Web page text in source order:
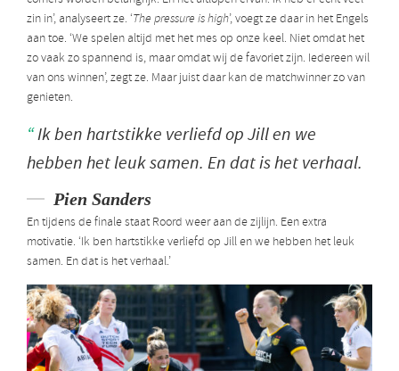
zin in’, analyseert ze. ‘The pressure is high’, voegt ze daar in het Engels
aan toe. ‘We spelen altijd met het mes op onze keel. Niet omdat het
zo vaak zo spannend is, maar omdat wij de favoriet zijn. Iedereen wil
van ons winnen’, zegt ze. Maar juist daar kan de matchwinner zo van
genieten.
Ik ben hartstikke verliefd op Jill en we
hebben het leuk samen. En dat is het verhaal.
Pien Sanders
En tijdens de finale staat Roord weer aan de zijlijn. Een extra
motivatie. ‘Ik ben hartstikke verliefd op Jill en we hebben het leuk
samen. En dat is het verhaal.’